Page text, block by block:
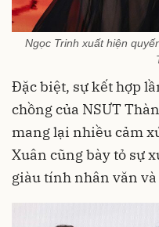
Ngọc Trinh xuất hiện
Đặc biệt, sự kết hợp
chồng của NSƯT
mang lại nhiều cảm
Xuân cũng bày tỏ sự
giàu tính nhân văn